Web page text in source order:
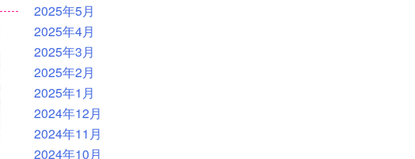
2025年5月
2025年4月
2025年3月
2025年2月
2025年1月
2024年12月
2024年11月
2024年10月